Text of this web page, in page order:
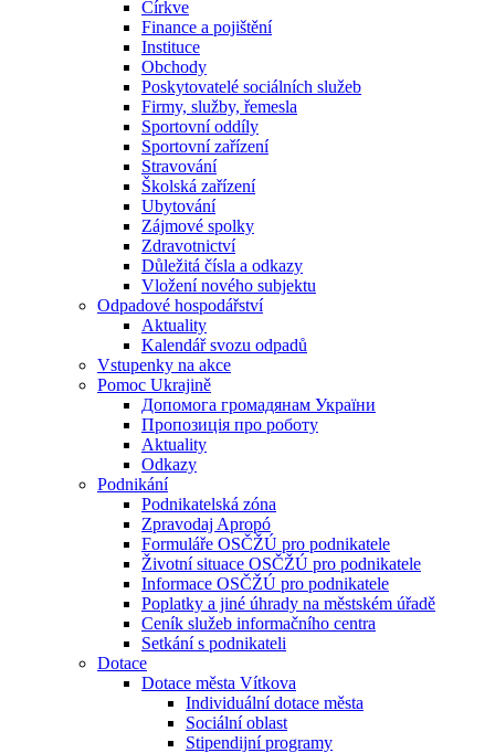
Církve
Finance a pojištění
Instituce
Obchody
Poskytovatelé sociálních služeb
Firmy, služby, řemesla
Sportovní oddíly
Sportovní zařízení
Stravování
Školská zařízení
Ubytování
Zájmové spolky
Zdravotnictví
Důležitá čísla a odkazy
Vložení nového subjektu
Odpadové hospodářství
Aktuality
Kalendář svozu odpadů
Vstupenky na akce
Pomoc Ukrajině
Допомога громадянам України
Пропозиція про роботу
Aktuality
Odkazy
Podnikání
Podnikatelská zóna
Zpravodaj Apropó
Formuláře OSČŽÚ pro podnikatele
Životní situace OSČŽÚ pro podnikatele
Informace OSČŽÚ pro podnikatele
Poplatky a jiné úhrady na městském úřadě
Ceník služeb informačního centra
Setkání s podnikateli
Dotace
Dotace města Vítkova
Individuální dotace města
Sociální oblast
Stipendijní programy